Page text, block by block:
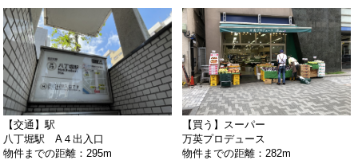
【交通】駅
八丁堀駅 A４出入口
物件までの距離：295m
【買う】スーパー
万英プロデュース
物件までの距離：282m